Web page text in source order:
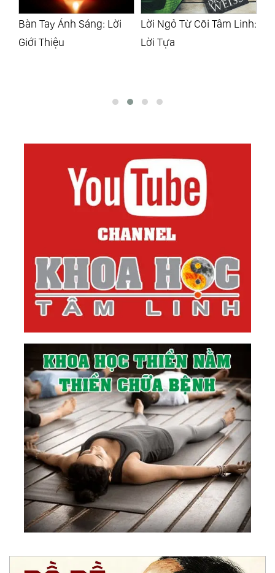
Lời Ngỏ Từ Cõi Tâm Linh:
Lời Tựa
Ngọn Lửa Tím Để
Chuyển Hóa Thể Xác